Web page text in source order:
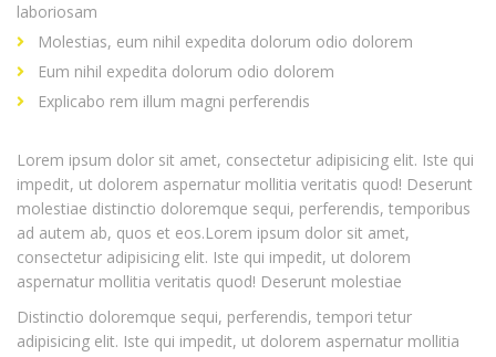
laboriosam
Molestias, eum nihil expedita dolorum odio dolorem
Eum nihil expedita dolorum odio dolorem
Explicabo rem illum magni perferendis
Lorem ipsum dolor sit amet, consectetur adipisicing elit. Iste qui
impedit, ut dolorem aspernatur mollitia veritatis quod! Deserunt
molestiae distinctio doloremque sequi, perferendis, temporibus
ad autem ab, quos et eos.Lorem ipsum dolor sit amet,
consectetur adipisicing elit. Iste qui impedit, ut dolorem
aspernatur mollitia veritatis quod! Deserunt molestiae
Distinctio doloremque sequi, perferendis, tempori tetur
adipisicing elit. Iste qui impedit, ut dolorem aspernatur mollitia